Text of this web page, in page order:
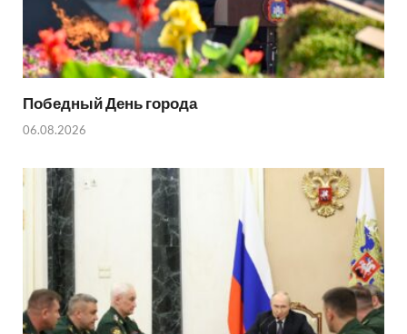
Победный День города
06.08.2026